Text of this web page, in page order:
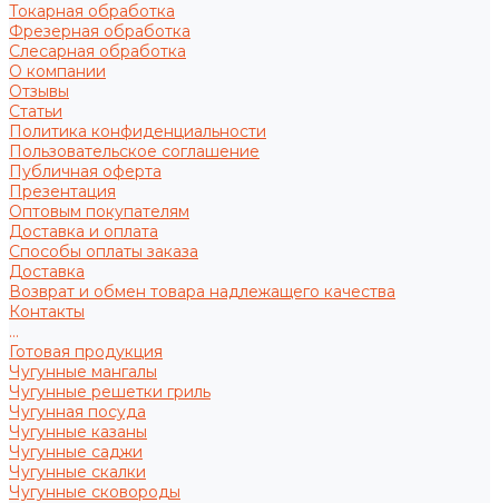
Токарная обработка
Фрезерная обработка
Слесарная обработка
О компании
Отзывы
Статьи
Политика конфиденциальности
Пользовательское соглашение
Публичная оферта
Презентация
Оптовым покупателям
Доставка и оплата
Способы оплаты заказа
Доставка
Возврат и обмен товара надлежащего качества
Контакты
...
Готовая продукция
Чугунные мангалы
Чугунные решетки гриль
Чугунная посуда
Чугунные казаны
Чугунные саджи
Чугунные скалки
Чугунные сковороды